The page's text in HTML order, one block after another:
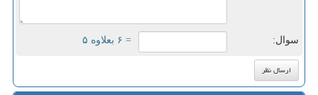
سوال: = ۶ بعلاوه ۵